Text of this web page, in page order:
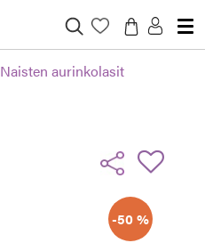
Naisten aurinkolasit
-50 %